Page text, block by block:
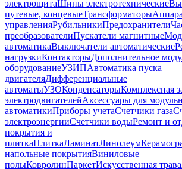
электрощитаШины электротехнические
путевые, концевыеТрансформаторы
управленияРубильникиПредохранители
преобразователиПускатели магнитные
автоматикаВыключатели автоматические
нагрузкиКонтакторыДополнительное
оборудованиеУЗИПАвтоматика пуска
двигателяДифференциальные
автоматыУЗОКонденсаторыКомплексная
электродвигателейАксессуары для
автоматикиПриборы учетаСчетчики газа
электроэнергииСчетчики водыРемонт и
покрытия и
плиткаПлиткаЛаминатЛинолеум
напольные покрытияВиниловые
полыКовролинПаркетИскусственная трава